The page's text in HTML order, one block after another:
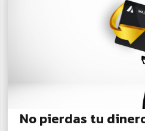
No pierdas tu